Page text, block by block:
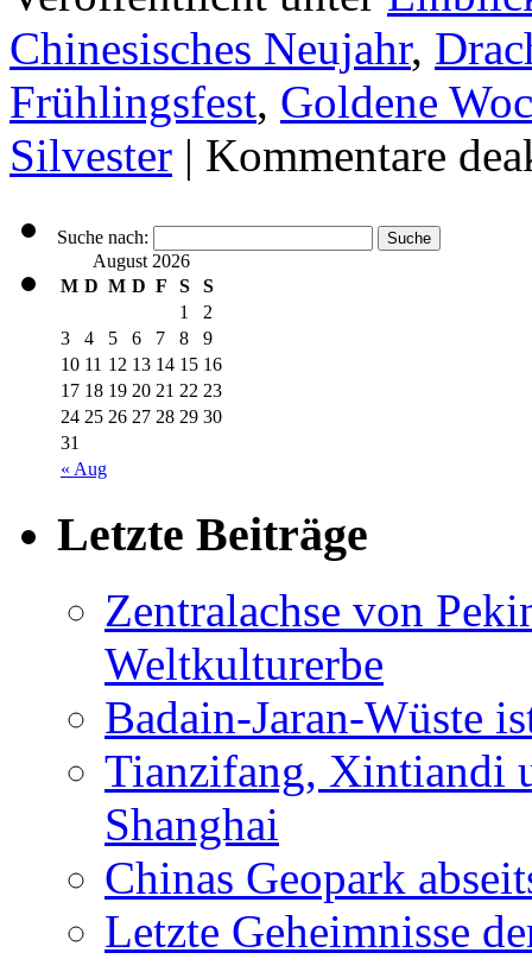
Chinesisches Neujahr,
Frühlingsfest, Goldene
Silvester | Kommentare
Suche nach:
August 2026
M D M D F S S
« Aug
1
2
3
4 5 6 7 8
9
10 11 12 13 14 15 16
17 18 19 20 21 22 23
24 25 26 27 28 29 30
31
Letzte Beiträge
Zentralachse von
Weltkulturerbe
Badain-Jaran-Wüste
Tianzifang, Xintiandi
Shanghai
Chinas Geopark
Letzte Geheimnisse